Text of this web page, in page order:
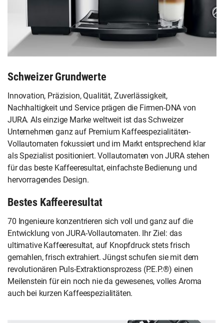
Schweizer Grundwerte
Innovation, Präzision, Qualität, Zuverlässigkeit,
Nachhaltigkeit und Service prägen die Firmen-DNA von
JURA. Als einzige Marke weltweit ist das Schweizer
Unternehmen ganz auf Premium Kaffeespezialitäten-
Vollautomaten fokussiert und im Markt entsprechend klar
als Spezialist positioniert. Vollautomaten von JURA stehen
für das beste Kaffeeresultat, einfachste Bedienung und
hervorragendes Design.
Bestes Kaffeeresultat
70 Ingenieure konzentrieren sich voll und ganz auf die
Entwicklung von JURA-Vollautomaten. Ihr Ziel: das
ultimative Kaffeeresultat, auf Knopfdruck stets frisch
gemahlen, frisch extrahiert. Jüngst schufen sie mit dem
revolutionären Puls-Extraktionsprozess (P.E.P.®) einen
Meilenstein für ein noch nie da gewesenes, volles Aroma
auch bei kurzen Kaffeespezialitäten.